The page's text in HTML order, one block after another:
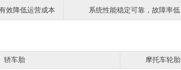
效降低运营成本 系统性能稳定可靠，故障率低
轿车胎 摩托车轮胎